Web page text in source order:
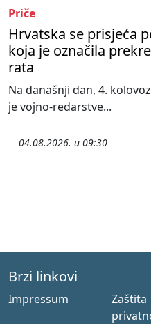
Priče
Hrvatska se prisjeća
koja je označila
rata
Na današnji dan, 4.
je vojno-redarstve...
04.08.2026. u 09:30
Brzi linkovi
Impressum
Zaštita